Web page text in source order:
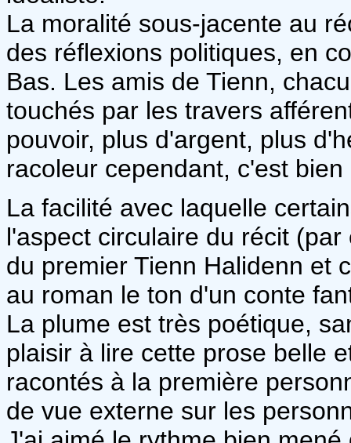
La moralité sous-jacente au
des réflexions politiques, en
Bas. Les amis de Tienn,
touchés par les travers
pouvoir, plus d'argent, plus
racoleur cependant, c'est
La facilité avec laquelle
l'aspect circulaire du récit
du premier Tienn Halidenn et
au roman le ton d'un conte
La plume est très poétique,
plaisir à lire cette prose belle
racontés à la première
de vue externe sur les